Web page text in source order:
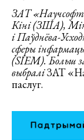
ЗАТ
Кіні (ЗША),
і Паўднёва-
сферы
(SIEM). Больш
выбраліЗАТ
паслуг.